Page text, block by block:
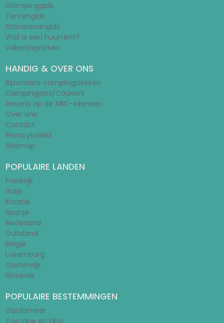
Glampinggids
Tentengids
Stacaravangids
Wat is een huurtent?
Vakantieparken
HANDIG & OVER ONS
Bijzondere campingplekken
Campingjobs/Couriers
Resorts op de ABC-eilanden
Over ons
Contact
Privacybeleid
Sitemap
POPULAIRE LANDEN
Frankrijk
Italië
Kroatië
Spanje
Nederland
Duitsland
België
Luxemburg
Oostenrijk
Slovenië
POPULAIRE BESTEMMINGEN
Gardameer
Toscane en Elba